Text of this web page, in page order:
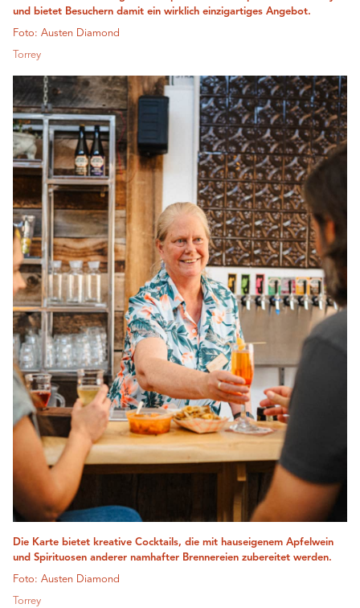
und bietet Besuchern damit ein wirklich einzigartiges Angebot.
Foto: Austen Diamond
Torrey
Die Karte bietet kreative Cocktails, die mit hauseigenem Apfelwein
und Spirituosen anderer namhafter Brennereien zubereitet werden.
Foto: Austen Diamond
Torrey